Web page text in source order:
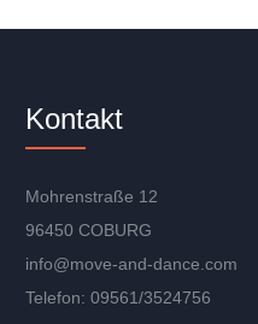
Kontakt
Mohrenstraße 12
96450 COBURG
info@move-and-dance.com
Telefon: 09561/3524756